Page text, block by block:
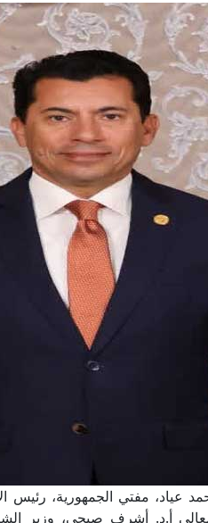
عياد، مفتي الجمهورية، رئيس
أ.د. أشرف صبحي، وزير